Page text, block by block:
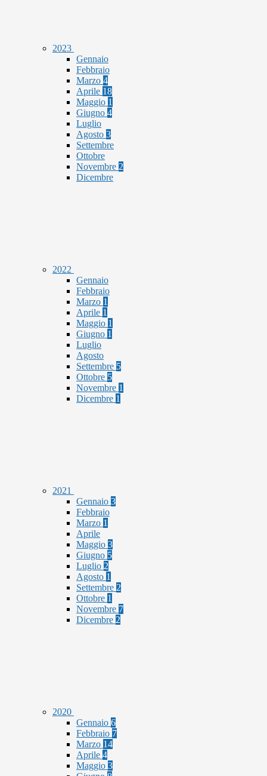
2023
Gennaio
Febbraio
Marzo 4
Aprile 18
Maggio 1
Giugno 4
Luglio
Agosto 3
Settembre
Ottobre
Novembre 2
Dicembre
2022
Gennaio
Febbraio
Marzo 1
Aprile 1
Maggio 1
Giugno 1
Luglio
Agosto
Settembre 5
Ottobre 5
Novembre 1
Dicembre 1
2021
Gennaio 3
Febbraio
Marzo 1
Aprile
Maggio 3
Giugno 5
Luglio 2
Agosto 1
Settembre 2
Ottobre 1
Novembre 7
Dicembre 2
2020
Gennaio 6
Febbraio 7
Marzo 14
Aprile 4
Maggio 3